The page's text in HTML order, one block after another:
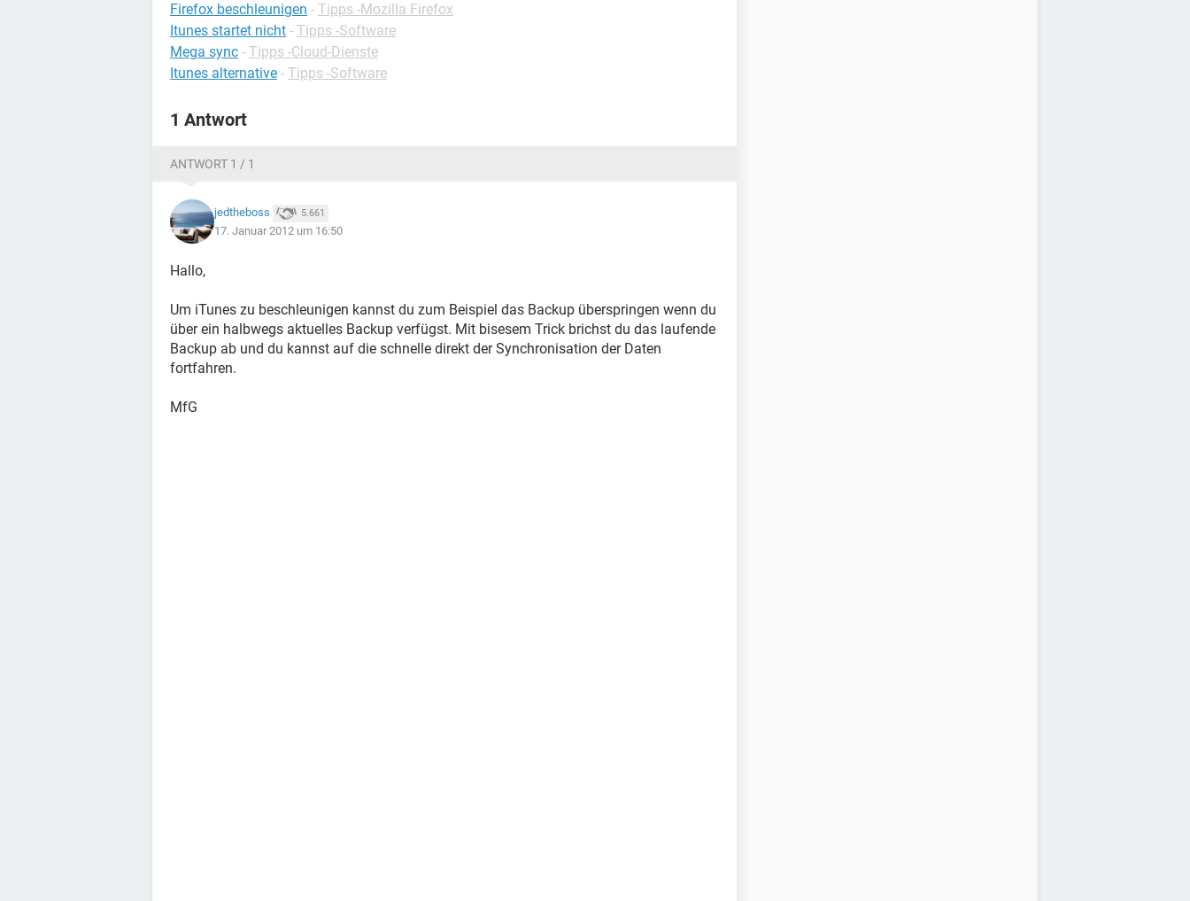
Firefox beschleunigen - Tipps -Mozilla Firefox
Itunes startet nicht - Tipps -Software
Mega sync - Tipps -Cloud-Dienste
Itunes alternative - Tipps -Software
1 Antwort
ANTWORT 1 / 1
jedtheboss 5.661
17. Januar 2012 um 16:50
Hallo,
Um iTunes zu beschleunigen kannst du zum Beispiel das Backup überspringen wenn du
über ein halbwegs aktuelles Backup verfügst. Mit bisesem Trick brichst du das laufende
Backup ab und du kannst auf die schnelle direkt der Synchronisation der Daten
fortfahren.
MfG